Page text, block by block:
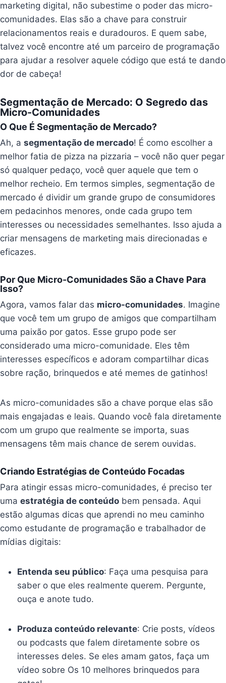
marketing digital, não subestime o poder das micro-
comunidades. Elas são a chave para construir
relacionamentos reais e duradouros. E quem sabe,
talvez você encontre até um parceiro de programação
para ajudar a resolver aquele código que está te dando
dor de cabeça!
Segmentação de Mercado: O Segredo das
Micro-Comunidades
O Que É Segmentação de Mercado?
Ah, asegmentação de mercado! É como escolher a
melhor fatia de pizza na pizzaria – você não quer pegar
só qualquer pedaço, você quer aquele que tem o
melhor recheio. Em termos simples, segmentação de
mercado é dividir um grande grupo de consumidores
em pedacinhos menores, onde cada grupo tem
interesses ou necessidades semelhantes. Isso ajuda a
criar mensagens de marketing mais direcionadas e
eficazes.
Por Que Micro-Comunidades São a Chave Para
Isso?
Agora, vamos falar das micro-comunidades. Imagine
que você tem um grupo de amigos que compartilham
uma paixão por gatos. Esse grupo pode ser
considerado uma micro-comunidade. Eles têm
interesses específicos e adoram compartilhar dicas
sobre ração, brinquedos e até memes de gatinhos!
As micro-comunidades são a chave porque elas são
mais engajadas e leais. Quando você fala diretamente
com um grupo que realmente se importa, suas
mensagens têm mais chance de serem ouvidas.
Criando Estratégias de Conteúdo Focadas
Para atingir essas micro-comunidades, é preciso ter
umaestratégia de conteúdo bem pensada. Aqui
estão algumas dicas que aprendi no meu caminho
como estudante de programação e trabalhador de
mídias digitais:
Entenda seu público: Faça uma pesquisa para
saber o que eles realmente querem. Pergunte,
ouça e anote tudo.
Produza conteúdo relevante: Crie posts, vídeos
ou podcasts que falem diretamente sobre os
interesses deles. Se eles amam gatos, faça um
vídeo sobre Os 10 melhores brinquedos para